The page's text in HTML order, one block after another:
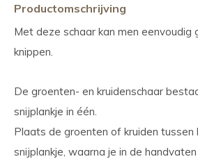
Productomschrijving
Met deze schaar kan men eenvoudig
knippen.
De groenten- en kruidenschaar
snijplankje in één.
Plaats de groenten of kruiden tussen
snijplankje, waarna je in de